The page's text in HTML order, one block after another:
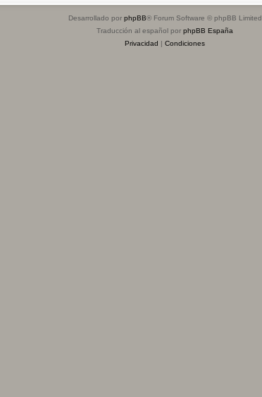
Desarrollado por phpBB® Forum Software © phpBB Limited
Traducción al español por phpBB España
Privacidad | Condiciones